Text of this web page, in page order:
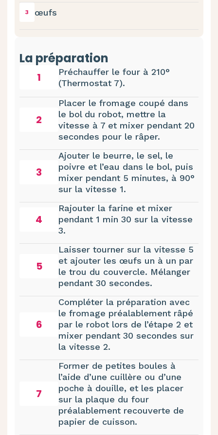
3 œufs
La préparation
1
Préchauffer le four à 210°
(Thermostat 7).
2
Placer le fromage coupé dans
le bol du robot, mettre la
vitesse à 7 et mixer pendant 20
secondes pour le râper.
3
Ajouter le beurre, le sel, le
poivre et l’eau dans le bol, puis
mixer pendant 5 minutes, à 90°
sur la vitesse 1.
4
Rajouter la farine et mixer
pendant 1 min 30 sur la vitesse
3.
5
Laisser tourner sur la vitesse 5
et ajouter les œufs un à un par
le trou du couvercle. Mélanger
pendant 30 secondes.
6
Compléter la préparation avec
le fromage préalablement râpé
par le robot lors de l’étape 2 et
mixer pendant 30 secondes sur
la vitesse 2.
7
Former de petites boules à
l’aide d’une cuillère ou d’une
poche à douille, et les placer
sur la plaque du four
préalablement recouverte de
papier de cuisson.